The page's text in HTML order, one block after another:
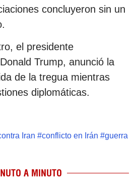
concluyeron sin un
el presidente
Trump, anunció la
de la tregua mientras
diplomáticas.
Iran #conflicto en Irán #guerra
A MINUTO